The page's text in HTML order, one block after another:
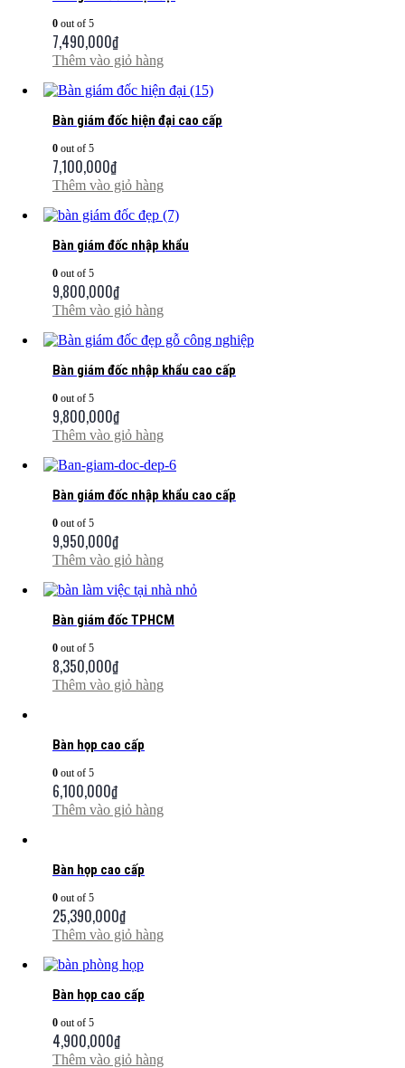
0 out of 5
7,490,000₫
Thêm vào giỏ hàng
Bàn giám đốc hiện đại cao cấp
0 out of 5
7,100,000₫
Thêm vào giỏ hàng
Bàn giám đốc nhập khẩu
0 out of 5
9,800,000₫
Thêm vào giỏ hàng
Bàn giám đốc nhập khẩu cao cấp
0 out of 5
9,800,000₫
Thêm vào giỏ hàng
Bàn giám đốc nhập khẩu cao cấp
0 out of 5
9,950,000₫
Thêm vào giỏ hàng
Bàn giám đốc TPHCM
0 out of 5
8,350,000₫
Thêm vào giỏ hàng
Bàn họp cao cấp
0 out of 5
6,100,000₫
Thêm vào giỏ hàng
Bàn họp cao cấp
0 out of 5
25,390,000₫
Thêm vào giỏ hàng
Bàn họp cao cấp
0 out of 5
4,900,000₫
Thêm vào giỏ hàng